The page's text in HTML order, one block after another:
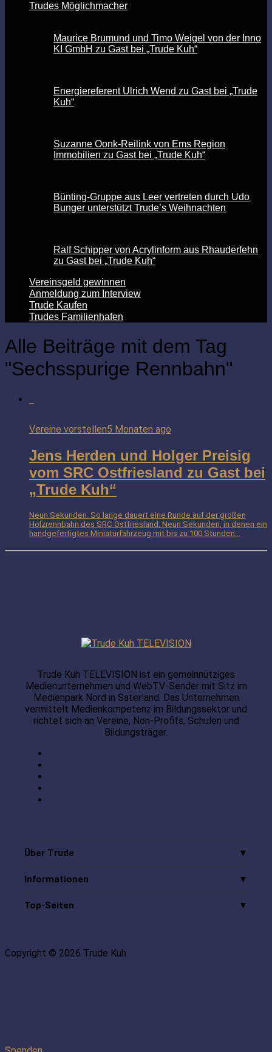
Trudes Möglichmacher
Maurice Brumund und Timo Weigel von der Inno
KI GmbH zu Gast bei „Trude Kuh“
Energiereferent Ulrich Wend zu Gast bei „Trude
Kuh“
Suzanne Oonk-Reilink von Ems Region
Immobilien zu Gast bei „Trude Kuh“
Bünting-Gruppe aus Leer vertreten durch Udo
Bunger unterstützt Trude’s Weihnachten
Ralf Schipper von Acrylinform aus Rhauderfehn
zu Gast bei „Trude Kuh“
Vereinsgeld gewinnen
Anmeldung zum Interview
Trude Kaufen
Trudes Familienhafen
Alle Beiträge mit dem Tag
"Sechsspurige Rennbahn"
Vereine vorstellen5 Monaten ago
Jens Herden und Holger Preisig
vom SRC Ostfriesland zu Gast bei
„Trude Kuh“
Neun Sekunden. So lange dauert eine Runde auf der großen
Holzrennbahn des SRC Ostfriesland. Neun Sekunden, in denen ein
handgefertigtes Miniaturfahrzeug mit bis zu 100 Stunden...
Trude Kuh TELEVISION ist ein gemeinnütziges
Medienunternehmen und WebTV-Sender mit Sitz im
Medienpark Nord in Saterland. Das Unternehmen
vermittelt Medienkompetenz im Bildungssektor und
richtet sich an Vereine, Non-Profits, Schulen und
Bildungsträger.
Über Trude
Informationen
Top-Seiten
Copyright © 2026 Trude Kuh